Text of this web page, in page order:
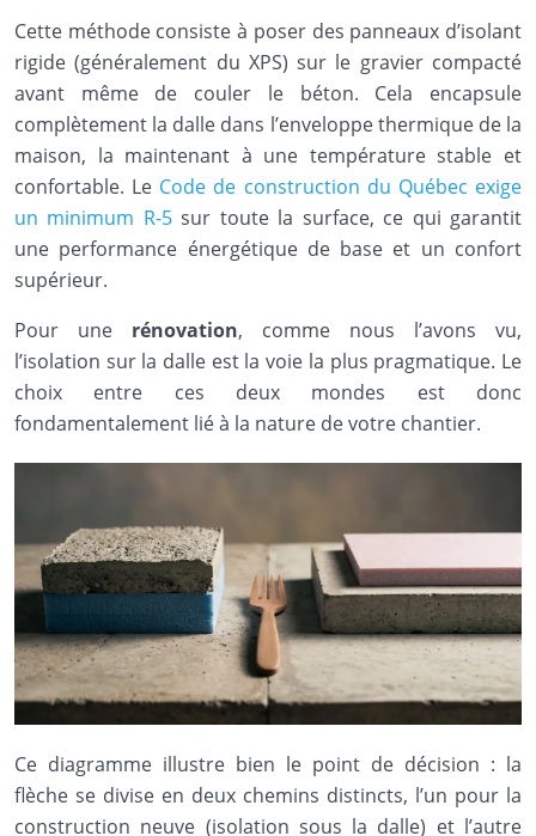
Cette méthode consiste à poser des panneaux d’isolant
rigide (généralement du XPS) sur le gravier compacté
avant même de couler le béton. Cela encapsule
complètement la dalle dans l’enveloppe thermique de la
maison, la maintenant à une température stable et
confortable. Le Code de construction du Québec exige
un minimum R-5sur toute la surface, ce qui garantit
une performance énergétique de base et un confort
supérieur.
Pour une rénovation, comme nous l’avons vu,
l’isolation sur la dalle est la voie la plus pragmatique. Le
choix entre ces deux mondes est donc
fondamentalement lié à la nature de votre chantier.
Ce diagramme illustre bien le point de décision : la
flèche se divise en deux chemins distincts, l’un pour la
construction neuve (isolation sous la dalle) et l’autre